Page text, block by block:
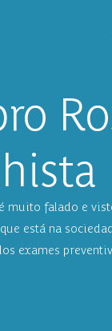
muito falado e
está na
exames